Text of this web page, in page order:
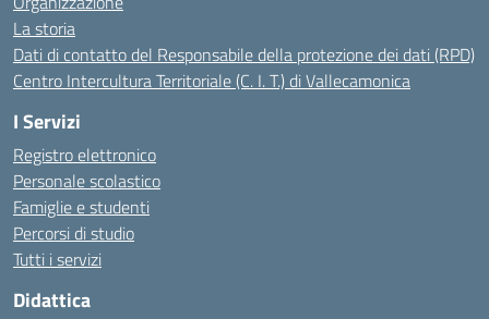
La storia
Dati di contatto del Responsabile della protezione dei dati (RPD)
Centro Intercultura Territoriale (C. I. T.) di Vallecamonica
I Servizi
Registro elettronico
Personale scolastico
Famiglie e studenti
Percorsi di studio
Tutti i servizi
Didattica